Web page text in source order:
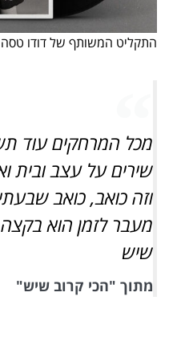
התקליט המשותף של דודו טסה
מכל המרחקים עוד
שירים על עצב ובית
וזה כואב, כואב
מעבר לזמן הוא
שיש
מתוך "הכי קרוב שיש"